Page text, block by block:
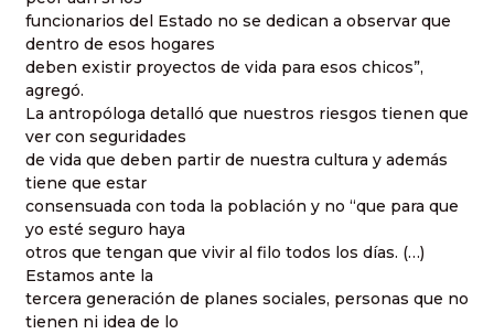
funcionarios del Estado no se dedican a observar que
dentro de esos hogares
deben existir proyectos de vida para esos chicos”,
agregó.
La antropóloga detalló que nuestros riesgos tienen que
ver con seguridades
de vida que deben partir de nuestra cultura y además
tiene que estar
consensuada con toda la población y no “que para que
yo esté seguro haya
otros que tengan que vivir al filo todos los días. (…)
Estamos ante la
tercera generación de planes sociales, personas que no
tienen ni idea de lo